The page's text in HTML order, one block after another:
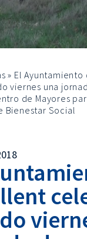
» El
viernes una
de Mayores
Bienestar Social